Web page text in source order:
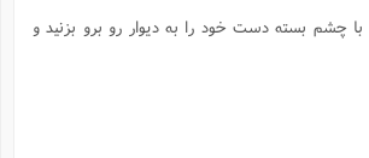
چشم بسته دست خود را به ديوار رو برو بزنيد و